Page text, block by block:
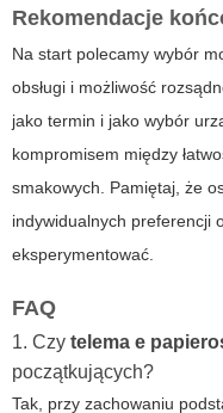
Rekomendacje
Na start polecamy wybór
obsługi i możliwość
jako termin i jako wybór
kompromisem między
smakowych. Pamiętaj, że
indywidualnych preferencji
eksperymentować.
FAQ
1. Czy telema e
początkujących?
Tak, przy zachowaniu